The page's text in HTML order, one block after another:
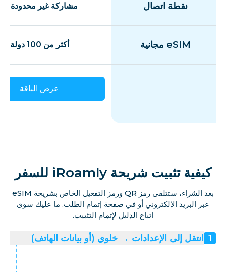
نقطة اتصال مشاركة غير محدودة
eSIM مجانية أكثر من 100 دولة
عرض الباقة
كيفية تثبيت شريحة iRoamly للسفر
بعد الشراء، ستتلقى رمز QR ورمز التفعيل الخاص بشريحة eSIM
عبر البريد الإلكتروني أو في صفحة إتمام الطلب. ما عليك سوى
اتباع الدليل لإتمام التثبيت.
1 انتقل إلى الإعدادات → خلوي (أو بيانات الهاتف)